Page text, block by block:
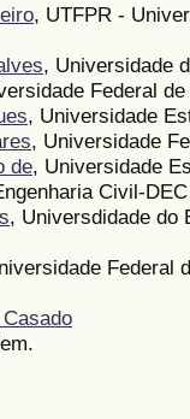
, UTFPR -
, Universidade
Federal
, Universidade
, Universidade
de, Universidade
Civil-DEC
, Universdidade do
Federal